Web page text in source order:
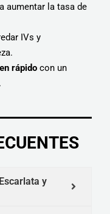
aumentar la tasa de
IVs y
rápido con un
y